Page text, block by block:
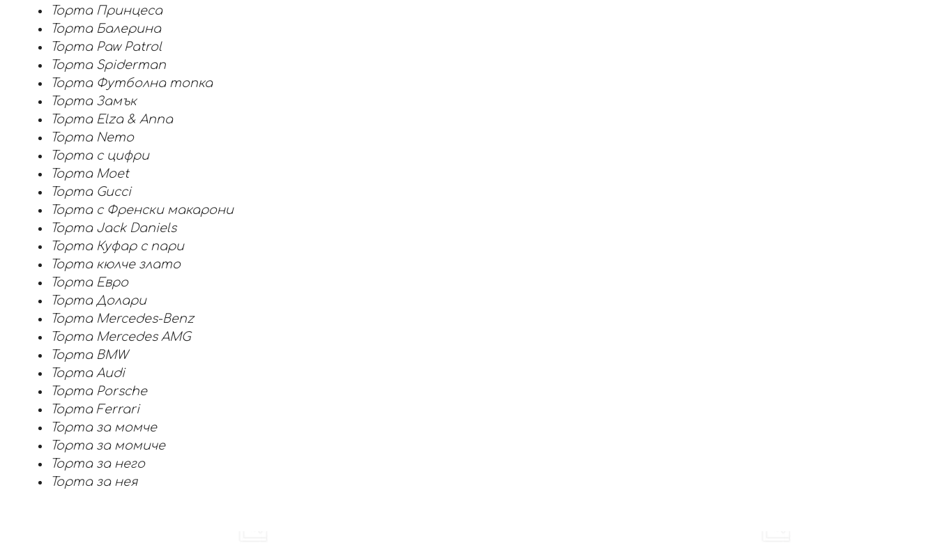
Торта Принцеса
Торта Балерина
Торта Paw Patrol
Торта Spiderman
Торта Футболна топка
Торта Замък
Торта Elza & Anna
Торта Nemo
Торта с цифри
Торта Moet
Торта Gucci
Торта с Френски макарони
Торта Jack Daniels
Торта Куфар с пари
Торта кюлче злато
Торта Евро
Торта Долари
Торта Mercedes-Benz
Торта Mercedes AMG
Торта BMW
Торта Audi
Торта Porsche
Торта Ferrari
Торта за момче
Торта за момиче
Торта за него
Торта за нея